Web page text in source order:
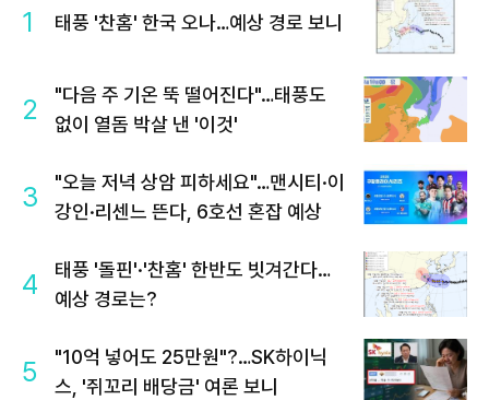
1 태풍 '찬홈' 한국 오나…예상 경로 보니
2
"다음 주 기온 뚝 떨어진다"…태풍도
없이 열돔 박살 낸 '이것'
3
"오늘 저녁 상암 피하세요"…맨시티·이
강인·리센느 뜬다, 6호선 혼잡 예상
4
태풍 '돌핀'·'찬홈' 한반도 빗겨간다…
예상 경로는?
5
"10억 넣어도 25만원"?…SK하이닉
스, '쥐꼬리 배당금' 여론 보니